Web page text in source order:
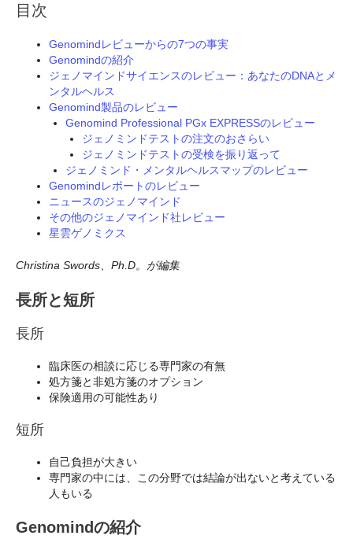
目次
Genomindレビューからの7つの事実
Genomindの紹介
ジェノマインドサイエンスのレビュー：あなたのDNAとメ
ンタルヘルス
Genomind製品のレビュー
Genomind Professional PGx EXPRESSのレビュー
ジェノミンドテストの注文のおさらい
ジェノミンドテストの受検を振り返って
ジェノミンド・メンタルヘルスマップのレビュー
Genomindレポートのレビュー
ニュースのジェノマインド
その他のジェノマインド社レビュー
星雲ゲノミクス
Christina Swords、Ph.D。が編集
長所と短所
長所
臨床医の相談に応じる専門家の有無
処方箋と非処方箋のオプション
保険適用の可能性あり
短所
自己負担が大きい
専門家の中には、この分野では結論が出ないと考えている
人もいる
Genomindの紹介